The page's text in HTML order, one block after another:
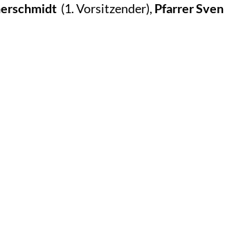
(1. Vorsitzender), Pfarrer Sven